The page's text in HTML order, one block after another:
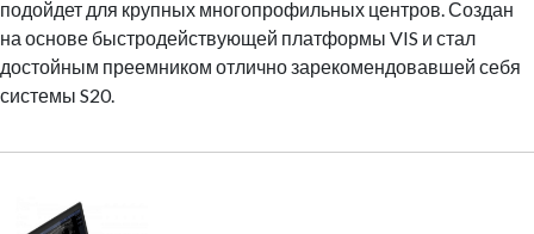
подойдет для крупных многопрофильных центров. Создан
на основе быстродействующей платформы VIS и стал
достойным преемником отлично зарекомендовавшей себя
системы S20.